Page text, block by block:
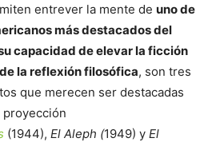
entrever la mente de uno de
más destacados del
capacidad de elevar la ficción
la reflexión filosófica, son tres
que merecen ser destacadas
proyección
(1944), El Aleph (1949) y El